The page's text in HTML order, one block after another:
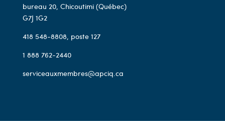
bureau 20, Chicoutimi (Québec)
G7J 1G2
418 548-8808, poste 127
1 888 762-2440
serviceauxmembres@apciq.ca